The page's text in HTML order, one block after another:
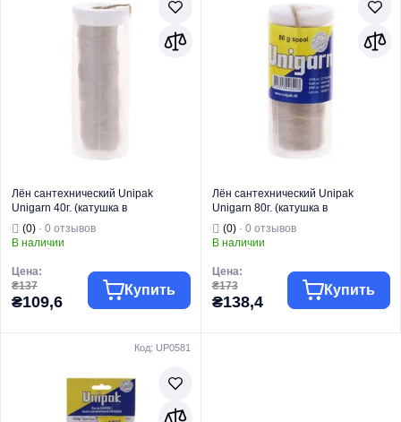
Тип изделия
Пакля
Дания
Пакля
Вид изделия
Страна бренда
Дания
Лён сантехнический Unipak
Unigarn 40г. (катушка в
контейнере) (UP0586)
(0) · 0 отзывов
В наличии
Цена:
₴137
₴109,6
Купить
Пакля
Страна бренда
Дания
Лён сантехнический Unipak
Unigarn 80г. (катушка в
контейнере) (UP0587)
(0)· 0 отзывов
В наличии
Цена:
₴173
₴138,4
Купить
Код: UP0581